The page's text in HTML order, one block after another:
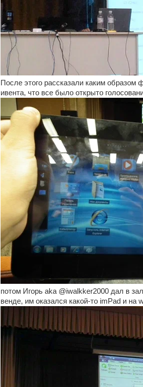
После этого рассказали каким образом
ивента, что все было открыто
потом Игорь aka @iwalkker2000 дал в
венде, им оказался какой-то imPad и